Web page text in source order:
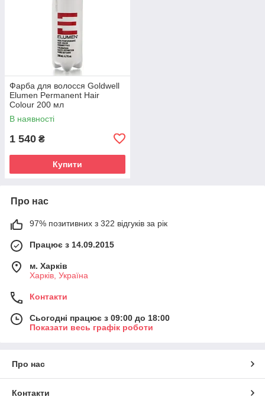
Фарба для волосся Goldwell
Elumen Permanent Hair
Colour 200 мл
В наявності
1 540 ₴
Купити
Про нас
97% позитивних з 322 відгуків за рік
Працює з 14.09.2015
м. Харків
Харків, Україна
Контакти
Сьогодні працює з 09:00 до 18:00
Показати весь графік роботи
Про нас
Контакти